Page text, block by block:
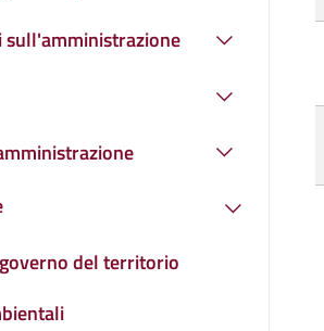
del territorio